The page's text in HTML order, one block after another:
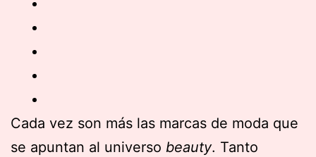
Cada vez son más las marcas de moda que
se apuntan al universo beauty. Tanto